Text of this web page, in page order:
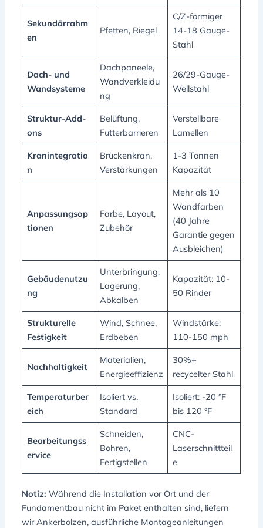
Sekundärrahm
en
Pfetten, Riegel
C/Z-förmiger
14-18 Gauge-
Stahl
Dach- und
Wandsysteme
Dachpaneele,
Wandverkleidu
ng
26/29-Gauge-
Wellstahl
Struktur-Add-
ons
Belüftung,
Futterbarrieren
Verstellbare
Lamellen
Kranintegratio
n
Brückenkran,
Verstärkungen
1-3 Tonnen
Kapazität
Anpassungsop
tionen
Farbe, Layout,
Zubehör
Mehr als 10
Wandfarben
(40 Jahre
Garantie gegen
Ausbleichen)
Gebäudenutzu
ng
Unterbringung,
Lagerung,
Abkalben
Kapazität: 10-
50 Rinder
Strukturelle
Festigkeit
Wind, Schnee,
Erdbeben
Windstärke:
110-150 mph
Nachhaltigkeit
Materialien,
Energieeffizienz
30%+
recycelter Stahl
Temperaturber
eich
Isoliert vs.
Standard
Isoliert: -20 °F
bis 120 °F
Bearbeitungss
ervice
Schneiden,
Bohren,
Fertigstellen
CNC-
Laserschnittteil
e
Notiz: Während die Installation vor Ort und der
Fundamentbau nicht im Paket enthalten sind, liefern
wir Ankerbolzen, ausführliche Montageanleitungen